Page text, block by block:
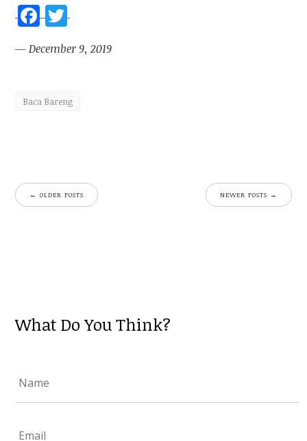
F
ce
o
T
w
itt
— December 9, 2019
Baca Bareng
← OLDER POSTS NEWER POSTS →
What Do You Think?